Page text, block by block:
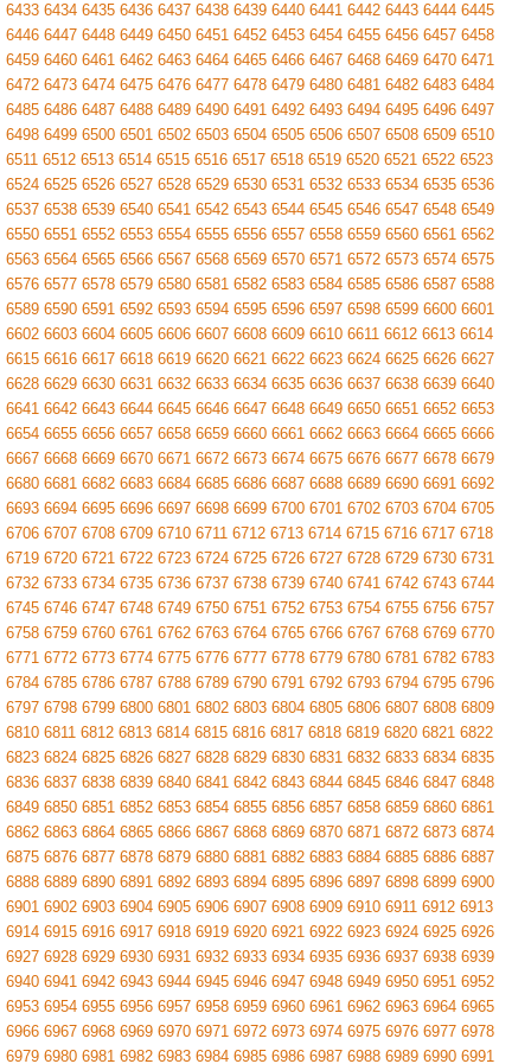
6433 6434 6435 6436 6437 6438 6439 6440 6441 6442 6443 6444 6445
6446 6447 6448 6449 6450 6451 6452 6453 6454 6455 6456 6457 6458
6459 6460 6461 6462 6463 6464 6465 6466 6467 6468 6469 6470 6471
6472 6473 6474 6475 6476 6477 6478 6479 6480 6481 6482 6483 6484
6485 6486 6487 6488 6489 6490 6491 6492 6493 6494 6495 6496 6497
6498 6499 6500 6501 6502 6503 6504 6505 6506 6507 6508 6509 6510
6511 6512 6513 6514 6515 6516 6517 6518 6519 6520 6521 6522 6523
6524 6525 6526 6527 6528 6529 6530 6531 6532 6533 6534 6535 6536
6537 6538 6539 6540 6541 6542 6543 6544 6545 6546 6547 6548 6549
6550 6551 6552 6553 6554 6555 6556 6557 6558 6559 6560 6561 6562
6563 6564 6565 6566 6567 6568 6569 6570 6571 6572 6573 6574 6575
6576 6577 6578 6579 6580 6581 6582 6583 6584 6585 6586 6587 6588
6589 6590 6591 6592 6593 6594 6595 6596 6597 6598 6599 6600 6601
6602 6603 6604 6605 6606 6607 6608 6609 6610 6611 6612 6613 6614
6615 6616 6617 6618 6619 6620 6621 6622 6623 6624 6625 6626 6627
6628 6629 6630 6631 6632 6633 6634 6635 6636 6637 6638 6639 6640
6641 6642 6643 6644 6645 6646 6647 6648 6649 6650 6651 6652 6653
6654 6655 6656 6657 6658 6659 6660 6661 6662 6663 6664 6665 6666
6667 6668 6669 6670 6671 6672 6673 6674 6675 6676 6677 6678 6679
6680 6681 6682 6683 6684 6685 6686 6687 6688 6689 6690 6691 6692
6693 6694 6695 6696 6697 6698 6699 6700 6701 6702 6703 6704 6705
6706 6707 6708 6709 6710 6711 6712 6713 6714 6715 6716 6717 6718
6719 6720 6721 6722 6723 6724 6725 6726 6727 6728 6729 6730 6731
6732 6733 6734 6735 6736 6737 6738 6739 6740 6741 6742 6743 6744
6745 6746 6747 6748 6749 6750 6751 6752 6753 6754 6755 6756 6757
6758 6759 6760 6761 6762 6763 6764 6765 6766 6767 6768 6769 6770
6771 6772 6773 6774 6775 6776 6777 6778 6779 6780 6781 6782 6783
6784 6785 6786 6787 6788 6789 6790 6791 6792 6793 6794 6795 6796
6797 6798 6799 6800 6801 6802 6803 6804 6805 6806 6807 6808 6809
6810 6811 6812 6813 6814 6815 6816 6817 6818 6819 6820 6821 6822
6823 6824 6825 6826 6827 6828 6829 6830 6831 6832 6833 6834 6835
6836 6837 6838 6839 6840 6841 6842 6843 6844 6845 6846 6847 6848
6849 6850 6851 6852 6853 6854 6855 6856 6857 6858 6859 6860 6861
6862 6863 6864 6865 6866 6867 6868 6869 6870 6871 6872 6873 6874
6875 6876 6877 6878 6879 6880 6881 6882 6883 6884 6885 6886 6887
6888 6889 6890 6891 6892 6893 6894 6895 6896 6897 6898 6899 6900
6901 6902 6903 6904 6905 6906 6907 6908 6909 6910 6911 6912 6913
6914 6915 6916 6917 6918 6919 6920 6921 6922 6923 6924 6925 6926
6927 6928 6929 6930 6931 6932 6933 6934 6935 6936 6937 6938 6939
6940 6941 6942 6943 6944 6945 6946 6947 6948 6949 6950 6951 6952
6953 6954 6955 6956 6957 6958 6959 6960 6961 6962 6963 6964 6965
6966 6967 6968 6969 6970 6971 6972 6973 6974 6975 6976 6977 6978
6979 6980 6981 6982 6983 6984 6985 6986 6987 6988 6989 6990 6991